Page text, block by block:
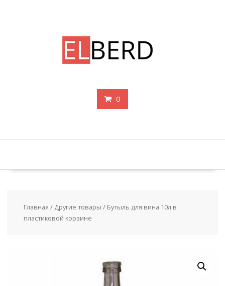
0
Главная / Другие товары / Бутыль для вина 10л в
пластиковой корзине